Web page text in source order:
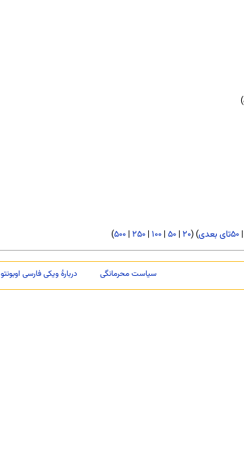
۵۰تای بعدی ) (۲۰| ۵۰| ۱۰۰| ۲۵۰| ۵۰۰)
سیاست محرمانگی دربارهٔ ویکی فارسی اوبونتو